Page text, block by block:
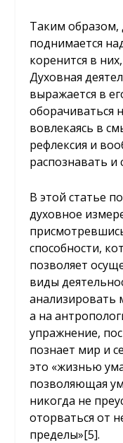
Таким образом,
поднимается
коренится в
Духовная
выражается в
оборачиваться
вовлекаясь в
рефлексия и
распознавать и
В этой статье
духовное
способности,
позволяет
виды
анализировать
а на
упражнение,
познает мир и
это «жизнью
позволяющая
никогда не
оторваться от
пределы»[5].